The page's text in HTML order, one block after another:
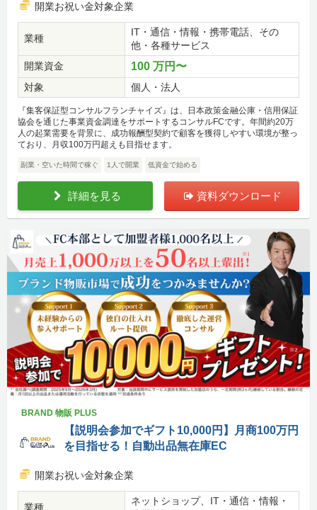
開業お祝い金対象企業
業種
IT・通信・情報・携帯電話、その
他・各種サービス
開業資金
100 万円〜
対象 個人・法人
『集客保証型コンサルフランチャイズ』は、日本政策金融公庫・信用保証
協会を通じた事業資金調達をサポートするコンサルFCです。年間約20万
人の起業需要を背景に、成功報酬型契約で顧客を獲得しやすい環境が整っ
ており、月収100万円超えも目指せます。
副業・空いた時間で稼ぐ 1人で開業 低資金で始める
詳細を見る 資料ダウンロード
BRAND 物販 PLUS
【説明会参加でギフト10,000円】月商100万円
を目指せる！自動出品無在庫EC
開業お祝い金対象企業
業種
ネットショップ、IT・通信・情報・